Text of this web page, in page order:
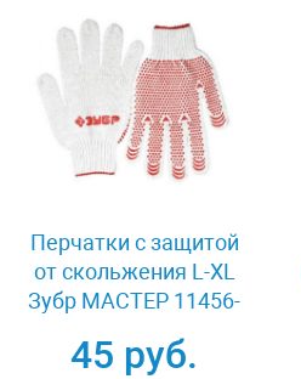
Перчатки с защитой
от скольжения L-XL
Зубр МAСTEP 11456-
45 руб.